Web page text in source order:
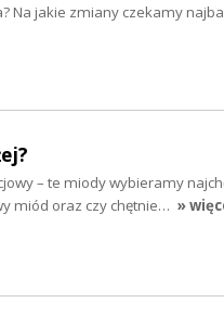
Na jakie zmiany czekamy
– te miody wybieramy
miód oraz czy chętnie… »